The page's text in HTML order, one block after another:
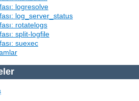
logresolve
log_server_status
rotatelogs
split-logfile
suexec